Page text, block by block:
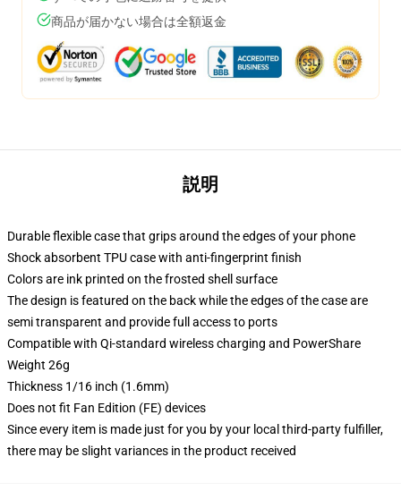
商品が届かない場合は全額返金
説明
Durable flexible case that grips around the edges of your phone
Shock absorbent TPU case with anti-fingerprint finish
Colors are ink printed on the frosted shell surface
The design is featured on the back while the edges of the case are
semi transparent and provide full access to ports
Compatible with Qi-standard wireless charging and PowerShare
Weight 26g
Thickness 1/16 inch (1.6mm)
Does not fit Fan Edition (FE) devices
Since every item is made just for you by your local third-party fulfiller,
there may be slight variances in the product received